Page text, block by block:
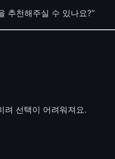
추천해주실 수 있나요?”
려 선택이 어려워져요.